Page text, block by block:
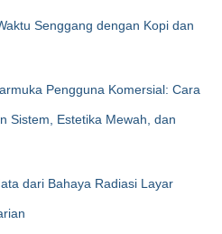
Senggang dengan Kopi dan
Pengguna Komersial: Cara
Sistem, Estetika Mewah, dan
dari Bahaya Radiasi Layar